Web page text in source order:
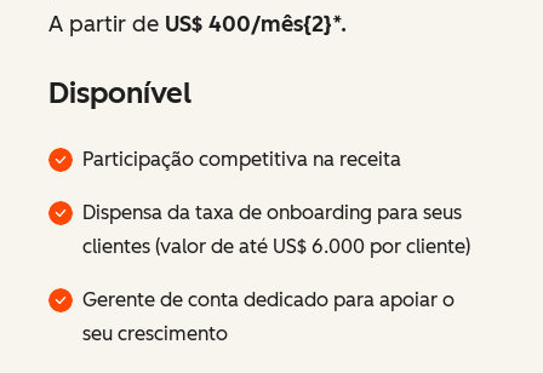
A partir de US$ 400/mês{2}*.
Disponível
Participação competitiva na receita
Dispensa da taxa de onboarding para seus
clientes (valor de até US$ 6.000 por cliente)
Gerente de conta dedicado para apoiar o
seu crescimento